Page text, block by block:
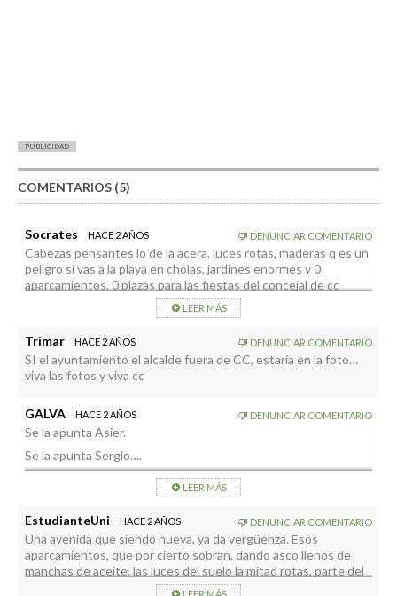
PUBLICIDAD
COMENTARIOS (5)
Socrates HACE 2 AÑOS DENUNCIAR COMENTARIO
Cabezas pensantes lo de la acera, luces rotas, maderas q es un
peligro si vas a la playa en cholas, jardines enormes y 0
aparcamientos, 0 plazas para las fiestas del concejal de cc
“votos, fiesta la arepa” … Cortan la avenida para una colchoneta
en benahoare?? Las q regalaron tb las pintan ? Votos,? En breve
empieza el señor Acosta con su manada de estudiantes que
tiene al lado !!
LEER MÁS
Trimar HACE 2 AÑOS DENUNCIAR COMENTARIO
SI el ayuntamiento el alcalde fuera de CC, estaría en la foto…
viva las fotos y viva cc
GALVA HACE 2 AÑOS DENUNCIAR COMENTARIO
Se la apunta Asier.
Se la apunta Sergio….
Ya solo falta uno de política estatal y otro de la UE.🤦🏻‍♂️
LEER MÁS
EstudianteUni HACE 2 AÑOS DENUNCIAR COMENTARIO
Una avenida que siendo nueva, ya da vergüenza. Esos
aparcamientos, que por cierto sobran, dando asco llenos de
manchas de aceite, las luces del suelo la mitad rotas, parte del
mobiliario de madera (incluyo la playa en la Avenida) podrido,